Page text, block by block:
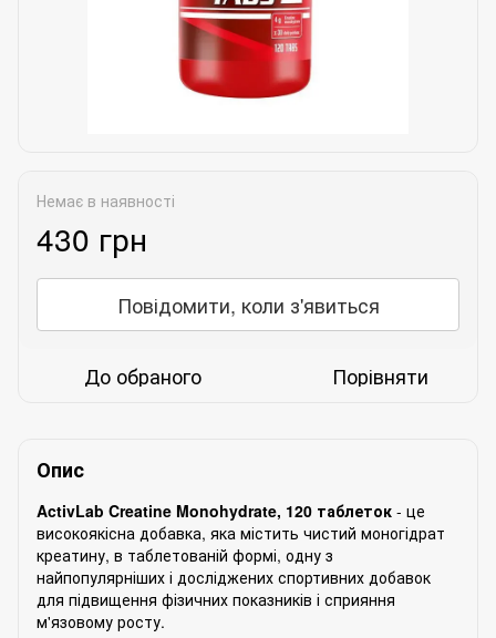
Немає в наявності
430 грн
Повідомити, коли з'явиться
До обраного Порівняти
Опис
ActivLab Creatine Monohydrate, 120 таблеток - це
високоякісна добавка, яка містить чистий моногідрат
креатину, в таблетованій формі, одну з
найпопулярніших і досліджених спортивних добавок
для підвищення фізичних показників і сприяння
м'язовому росту.